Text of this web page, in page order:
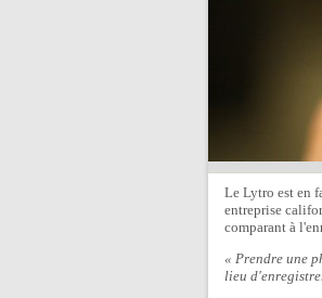
Le Lytro est en
entreprise
comparant à
« Prendre une
lieu